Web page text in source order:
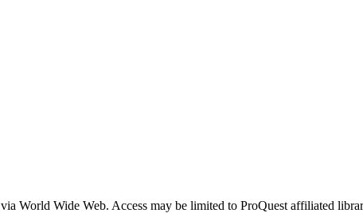
World Wide Web. Access may be limited to ProQuest affiliated